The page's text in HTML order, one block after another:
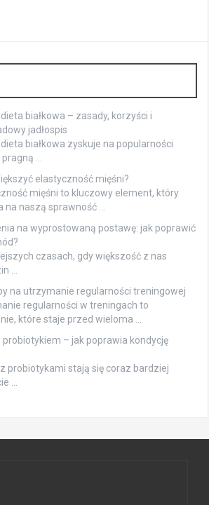
białkowa – zasady, korzyści i
jadłospis
białkowa zyskuje na popularności
…
elastyczność mięśni?
mięśni to kluczowy element, który
na naszą sprawność …
na wyprostowaną postawę: jak poprawić
czasach, gdy większość z nas
…
na utrzymanie regularności treningowej
regularności w treningach to
które staje przed wieloma …
probiotykiem – jak poprawia kondycję
probiotykami stają się coraz bardziej
…